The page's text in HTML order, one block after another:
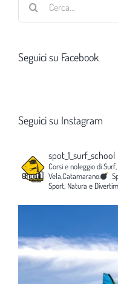
Seguici su Facebook
Seguici su Instagram
spot_1_surf_school
Corsi e noleggio di
Vela,Catamarano.
Sport, Natura e